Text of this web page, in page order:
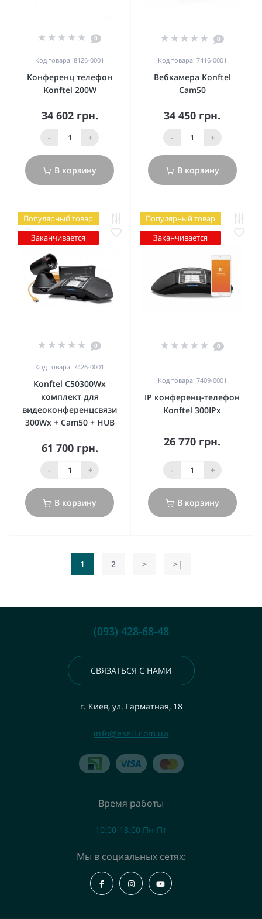
0
Код товара: 8126-0001
Конференц телефон
Konftel 200W
34 602 грн.
- +
В корзину
0
Код товара: 7416-0001
Вебкамера Konftel
Cam50
34 450 грн.
- +
В корзину
Популярный товар
Заканчивается
0
Код товара: 7426-0001
Konftel C50300Wx
комплект для
видеоконференцсвязи
300Wx + Cam50 + HUB
61 700 грн.
- +
В корзину
Популярный товар
Заканчивается
0
Код товара: 7409-0001
IP конференц-телефон
Konftel 300IPx
26 770 грн.
- +
В корзину
1 2 > >|
(093) 428-68-48
СВЯЗАТЬСЯ С НАМИ
г. Киев, ул. Гарматная, 18
info@esell.com.ua
Время работы
10:00-18:00 Пн-Пт
Мы в социальных сетях: